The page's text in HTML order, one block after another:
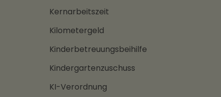
Kernarbeitszeit
Kilometergeld
Kinderbetreuungsbeihilfe
Kindergartenzuschuss
KI-Verordnung